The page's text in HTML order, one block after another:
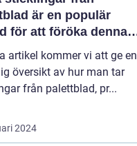
är en populär
för att föröka denna
växt på ett effektivt
artikel kommer vi att ge en
översikt av hur man tar
från palettblad, pr...
2024